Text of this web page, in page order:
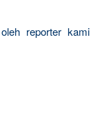
reporter kami